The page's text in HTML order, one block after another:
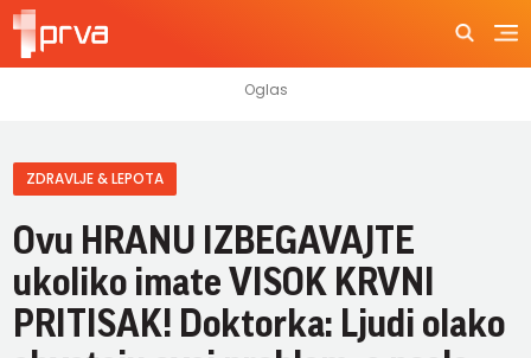
ZDRAVLJE & LEPOTA
Ovu HRANU IZBEGAVAJTE
ukoliko imate VISOK KRVNI
PRITISAK! Doktorka: Ljudi olako